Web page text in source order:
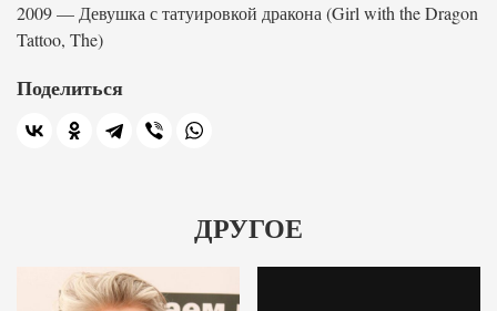
2009 — Девушка с татуировкой дракона (Girl with the Dragon
Tattoo, The)
Поделиться
ДРУГОЕ